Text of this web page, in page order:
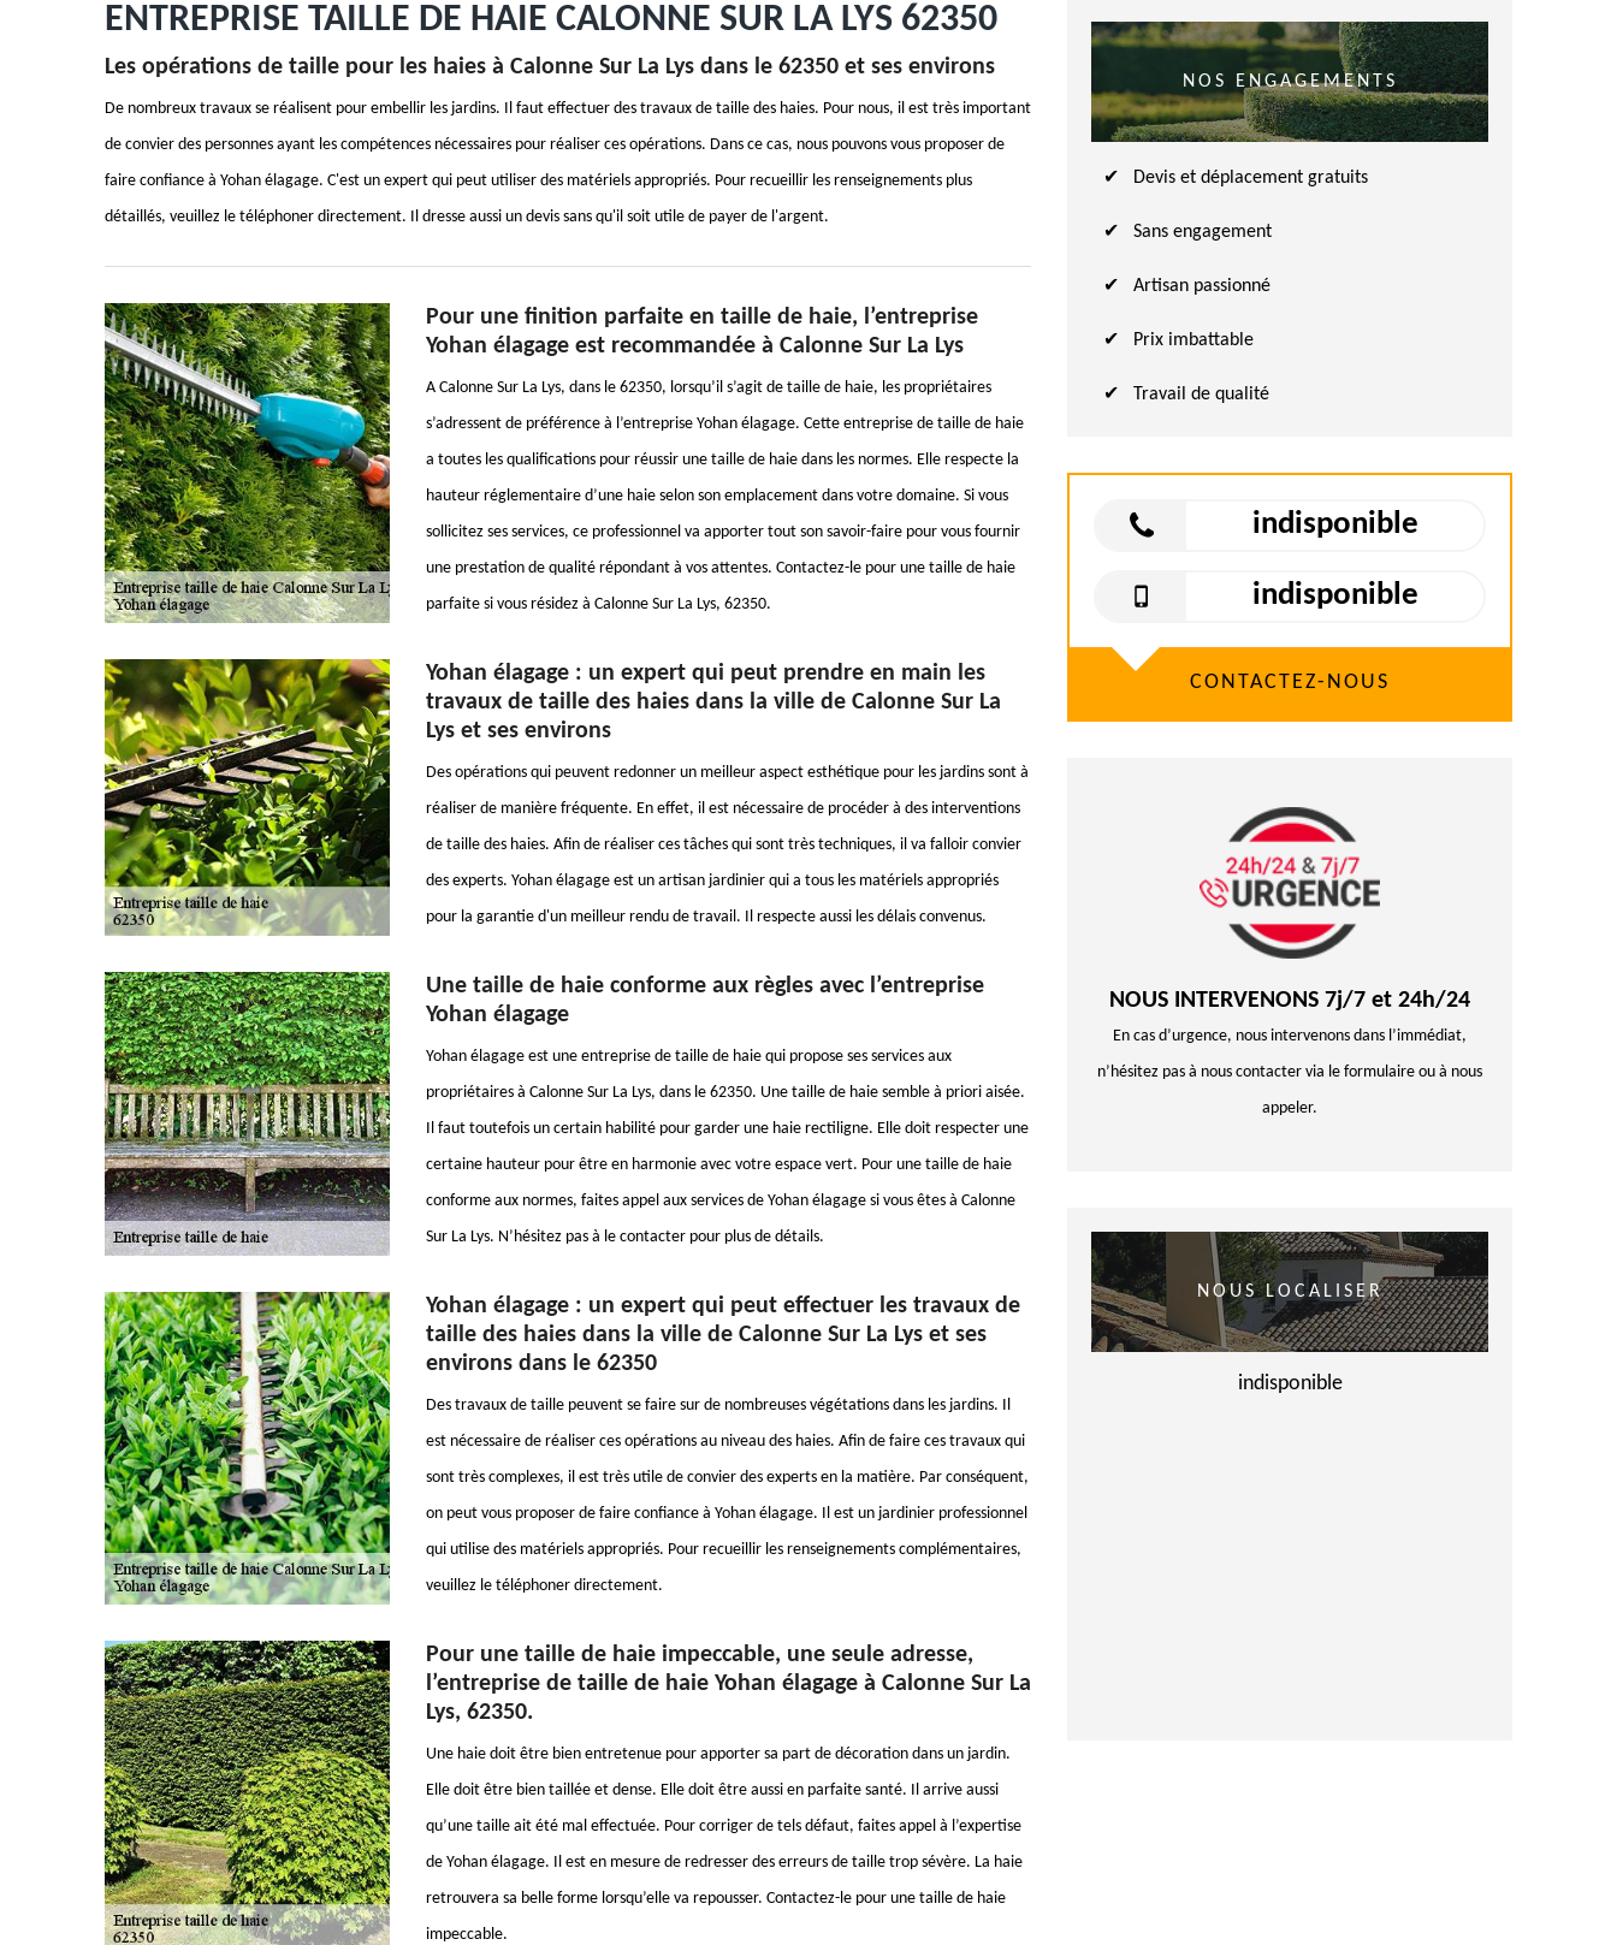
ENTREPRISE TAILLE DE HAIE CALONNE SUR LA LYS 62350
Les opérations de taille pour les haies à Calonne Sur La Lys dans le 62350 et ses environs
De nombreux travaux se réalisent pour embellir les jardins. Il faut effectuer des travaux de taille des haies. Pour nous, il est très important
de convier des personnes ayant les compétences nécessaires pour réaliser ces opérations. Dans ce cas, nous pouvons vous proposer de
faire confiance à Yohan élagage. C'est un expert qui peut utiliser des matériels appropriés. Pour recueillir les renseignements plus
détaillés, veuillez le téléphoner directement. Il dresse aussi un devis sans qu'il soit utile de payer de l'argent.
Pour une finition parfaite en taille de haie, l’entreprise
Yohan élagage est recommandée à Calonne Sur La Lys
A Calonne Sur La Lys, dans le 62350, lorsqu’il s’agit de taille de haie, les propriétaires
s’adressent de préférence à l’entreprise Yohan élagage. Cette entreprise de taille de haie
a toutes les qualifications pour réussir une taille de haie dans les normes. Elle respecte la
hauteur réglementaire d’une haie selon son emplacement dans votre domaine. Si vous
sollicitez ses services, ce professionnel va apporter tout son savoir-faire pour vous fournir
une prestation de qualité répondant à vos attentes. Contactez-le pour une taille de haie
parfaite si vous résidez à Calonne Sur La Lys, 62350.
Yohan élagage : un expert qui peut prendre en main les
travaux de taille des haies dans la ville de Calonne Sur La
Lys et ses environs
Des opérations qui peuvent redonner un meilleur aspect esthétique pour les jardins sont à
réaliser de manière fréquente. En effet, il est nécessaire de procéder à des interventions
de taille des haies. Afin de réaliser ces tâches qui sont très techniques, il va falloir convier
des experts. Yohan élagage est un artisan jardinier qui a tous les matériels appropriés
pour la garantie d'un meilleur rendu de travail. Il respecte aussi les délais convenus.
Une taille de haie conforme aux règles avec l’entreprise
Yohan élagage
Yohan élagage est une entreprise de taille de haie qui propose ses services aux
propriétaires à Calonne Sur La Lys, dans le 62350. Une taille de haie semble à priori aisée.
Il faut toutefois un certain habilité pour garder une haie rectiligne. Elle doit respecter une
certaine hauteur pour être en harmonie avec votre espace vert. Pour une taille de haie
conforme aux normes, faites appel aux services de Yohan élagage si vous êtes à Calonne
Sur La Lys. N’hésitez pas à le contacter pour plus de détails.
Yohan élagage : un expert qui peut effectuer les travaux de
taille des haies dans la ville de Calonne Sur La Lys et ses
environs dans le 62350
Des travaux de taille peuvent se faire sur de nombreuses végétations dans les jardins. Il
est nécessaire de réaliser ces opérations au niveau des haies. Afin de faire ces travaux qui
sont très complexes, il est très utile de convier des experts en la matière. Par conséquent,
on peut vous proposer de faire confiance à Yohan élagage. Il est un jardinier professionnel
qui utilise des matériels appropriés. Pour recueillir les renseignements complémentaires,
veuillez le téléphoner directement.
Pour une taille de haie impeccable, une seule adresse,
l’entreprise de taille de haie Yohan élagage à Calonne Sur La
Lys, 62350.
Une haie doit être bien entretenue pour apporter sa part de décoration dans un jardin.
Elle doit être bien taillée et dense. Elle doit être aussi en parfaite santé. Il arrive aussi
qu’une taille ait été mal effectuée. Pour corriger de tels défaut, faites appel à l’expertise
de Yohan élagage. Il est en mesure de redresser des erreurs de taille trop sévère. La haie
retrouvera sa belle forme lorsqu’elle va repousser. Contactez-le pour une taille de haie
impeccable.
NOS ENGAGEMENTS
Devis et déplacement gratuits
Sans engagement
Artisan passionné
Prix imbattable
Travail de qualité
indisponible
indisponible
CONTACTEZ-NOUS
NOUS INTERVENONS 7j/7 et 24h/24
En cas d’urgence, nous intervenons dans l’immédiat,
n’hésitez pas à nous contacter via le formulaire ou à nous
appeler.
NOUS LOCALISER
indisponible